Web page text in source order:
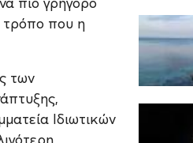
τρόπο που η
των
Ιδιωτικών